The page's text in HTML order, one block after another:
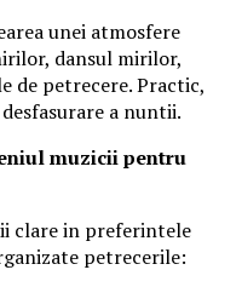
unei atmosfere
dansul mirilor,
de petrecere. Practic,
a nuntii.
muzicii pentru
clare in preferintele
petrecerile: